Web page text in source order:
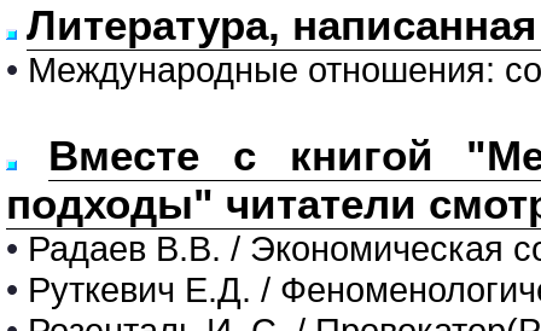
Литература,
• Международные отношения:
Вместе с книгой
подходы" читатели
• Радаев В.В. / Экономическая
• Руткевич Е.Д. /